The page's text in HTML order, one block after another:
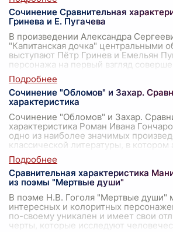
Сочинение Сравнительная
Гринева и Е. Пугачева
В произведении Александра
"Капитанская дочка" центральными
выступают Пётр Гринев и Емельян
персонажа на первый взгляд
Сочинение "Обломов" и Захар.
характеристика
Сочинение "Обломов" и Захар.
характеристика Роман Ивана
одно из наиболее значимых
классической литературы, в котором
Сравнительная характеристика
из поэмы "Мертвые души"
В поэме Н.В. Гоголя "Мертвые души"
интересных и колоритных
по-своему уникален и имеет свои
черты, которые исследуют